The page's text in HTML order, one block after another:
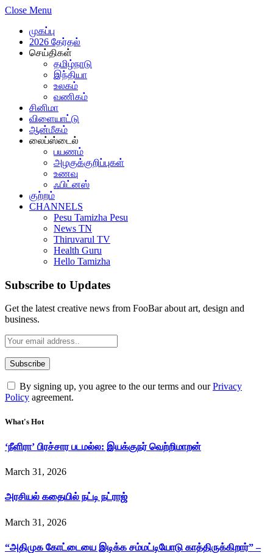
Close Menu
முகப்பு
2026 தேர்தல்
செய்திகள்
தமிழ்நாடு
இந்தியா
உலகம்
வணிகம்
சினிமா
விளையாட்டு
ஆன்மீகம்
லைப்ஸ்டைல்
பயணம்
அழகுக்குறிப்புகள்
உணவு
ஃபிட்னஸ்
குற்றம்
CHANNELS
Pesu Tamizha Pesu
News TN
Thiruvarul TV
Health Guru
Hello Tamizha
Subscribe to Updates
Get the latest creative news from FooBar about art, design and
business.
By signing up, you agree to the our terms and ourPrivacy
Policy agreement.
What's Hot
‘நீளிரா’ பிரச்சார படமல்ல: இயக்குநர் வெற்றிமாறன்
March 31, 2026
அரசியல் கதையில் நட்டி நட்ராஜ்
March 31, 2026
“அதிமுக கோட்டையை இடிக்க சம்மட்டியோடு காத்திருக்கிறார்” –